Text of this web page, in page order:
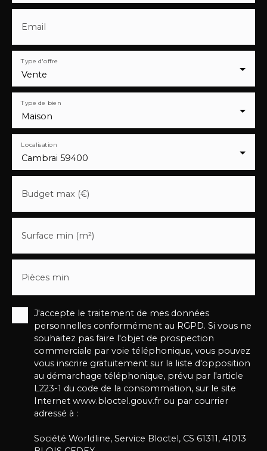
Email
Vente
Type d'offre
Maison
Type de bien
Cambrai 59400
Localisation
Budget max (€)
Surface min (m²)
Pièces min
J'accepte le traitement de mes données
personnelles conformément au RGPD. Si vous ne
souhaitez pas faire l'objet de prospection
commerciale par voie téléphonique, vous pouvez
vous inscrire gratuitement sur la liste d'opposition
au démarchage téléphonique, prévu par l'article
L223-1 du code de la consommation, sur le site
Internet www.bloctel.gouv.fr ou par courrier
adressé à :
Société Worldline, Service Bloctel, CS 61311, 41013